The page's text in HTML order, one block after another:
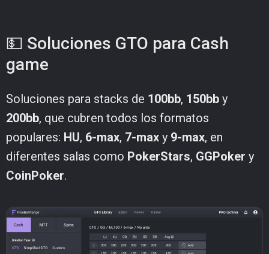
💵 Soluciones GTO para Cash
game
Soluciones para stacks de 100bb, 150bb y
200bb, que cubren todos los formatos
populares: HU, 6-max, 7-max y 9-max, en
diferentes salas como PokerStars, GGPoker y
CoinPoker.